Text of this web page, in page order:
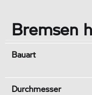
Bremsen
Bauart
Durchmesser